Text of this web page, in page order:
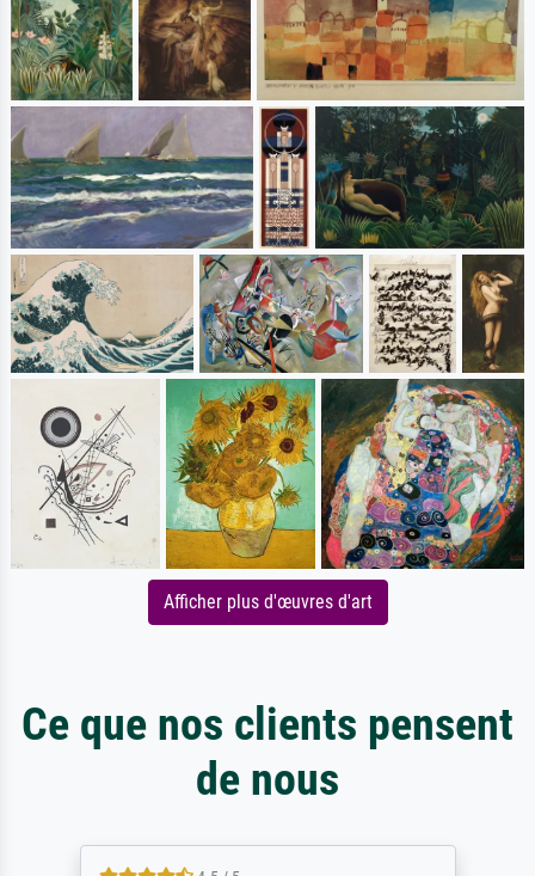
Afficher plus d'œuvres d'art
Ce que nos clients pensent
de nous